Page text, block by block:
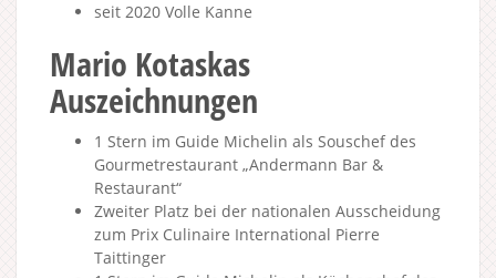
seit 2020 Volle Kanne
Mario Kotaskas
Auszeichnungen
1 Stern im Guide Michelin als Souschef des
Gourmetrestaurant „Andermann Bar &
Restaurant“
Zweiter Platz bei der nationalen Ausscheidung
zum Prix Culinaire International Pierre
Taittinger